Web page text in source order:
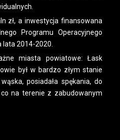
zł, a inwestycja finansowana
Programu Operacyjnego
2014-2020.
miasta powiatowe: Łask
był w bardzo złym stanie
posiadała spękania, do
na terenie z zabudowanym